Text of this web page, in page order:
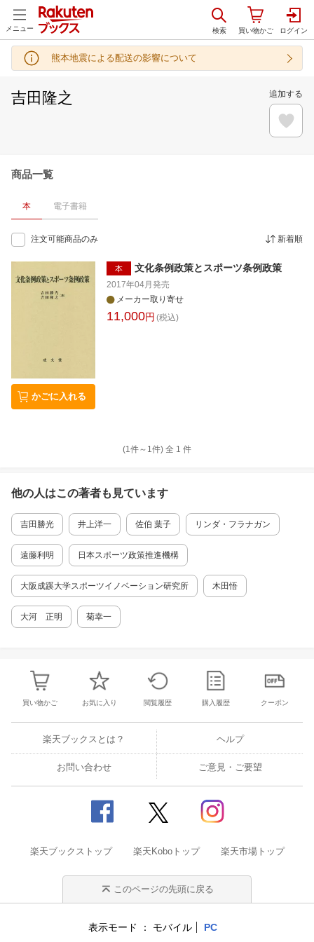
メニュー
熊本地震による配送の影響について
吉田隆之 追加する
商品一覧
本 電子書籍
注文可能商品のみ 新着順
かごに入れる
本 文化条例政策とスポーツ条例政策
2017年04月 発売
メーカー取り寄せ
11,000円 (税込)
(1件～ 1 件) 全 1 件
他の人はこの著者も見ています
吉田勝光 井上洋一 佐伯 葉子 リンダ・フラナガン
遠藤利明 日本スポーツ政策推進機構
大阪成蹊大学スポーツイノベーション研究所 木田悟
大河 正明 菊幸一
買い物かご お気に入り 閲覧履歴 購入履歴 クーポン
楽天ブックスとは？ ヘルプ
お問い合わせ ご意見・ご要望
楽天ブックストップ 楽天Koboトップ 楽天市場トップ
このページの先頭に戻る
表示モード モバイル PC